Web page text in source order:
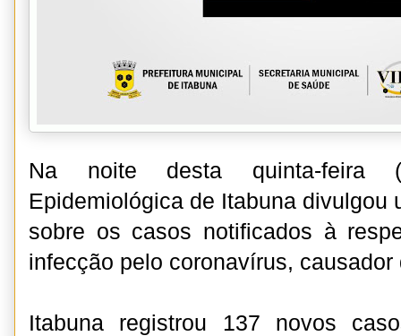
Na noite desta quinta-feira
Epidemiológica de Itabuna divulgou
sobre os casos notificados à
infecção pelo coronavírus,
Itabuna registrou 137 novos